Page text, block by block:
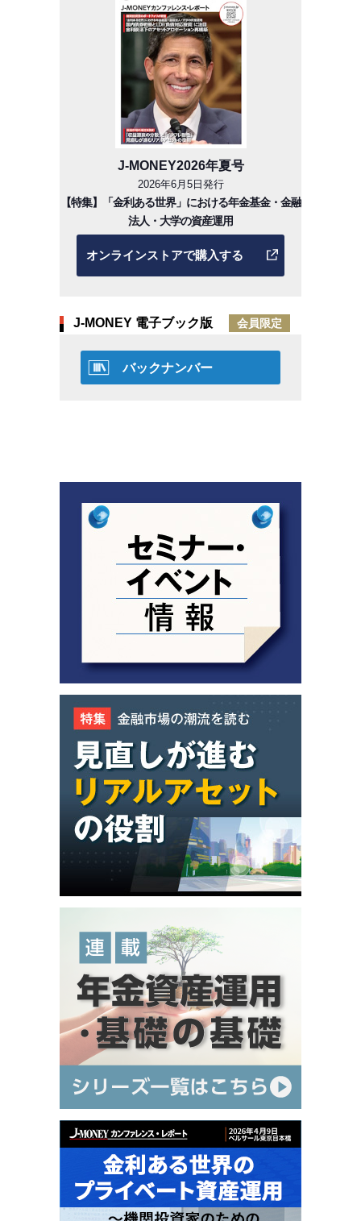
J-MONEY2026年夏号
2026年6月5日発行
【特集】「金利ある世界」における年金基金・金融
法人・大学の資産運用
オンラインストアで購入する
J-MONEY 電子ブック版 会員限定
バックナンバー